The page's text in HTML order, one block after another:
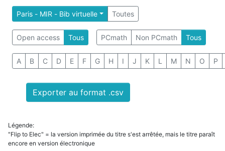
Paris - MIR - Bib virtuelle Toutes
Open access Tous PCmath Non PCmath Tous
A B C D E F G H I J K L M N O P
Exporter au format .csv
Légende:
"Flip to Elec" = la version imprimée du titre s'est arrêtée, mais le titre paraît
encore en version électronique